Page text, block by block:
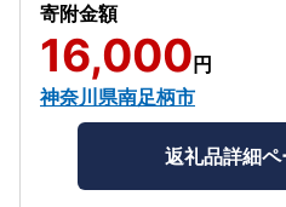
寄附金額
16,000 円
神奈川県南足柄市
返礼品詳細